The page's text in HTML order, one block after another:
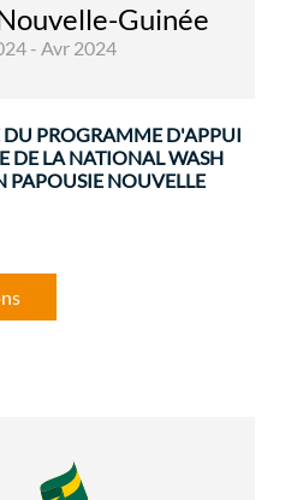
Guinée
- Avr 2024
PROGRAMME D'APPUI
DE LA NATIONAL WASH
PAPOUSIE NOUVELLE
Environnement